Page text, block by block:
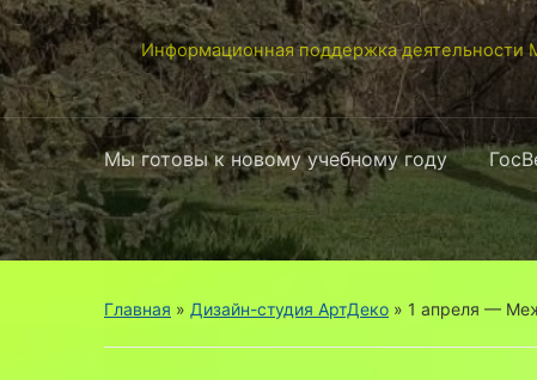
Информационная поддержка деятельности
Мы готовы к новому учебному году
Главная » Дизайн-студия АртДеко » 1 апреля —